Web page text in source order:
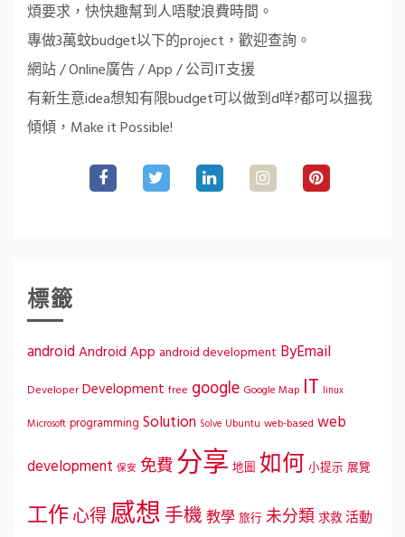
煩要求，快快趣幫到人唔駛浪費時間。
專做3萬蚊budget以下的project，歡迎查詢。
網站 / Online廣告 / App / 公司IT支援
有新生意idea想知有限budget可以做到d咩?都可以搵我
傾傾，Make it Possible!
標籤
android Android App android development ByEmail
Developer Development free google Google Map IT linux
Microsoft programming Solution Solve Ubuntu web-based web
development 保安 免費分享 地圖 如何 小提示 展覽
工作心得感想手機教學 旅行 未分類求救活動